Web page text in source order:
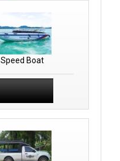
Speed Boat